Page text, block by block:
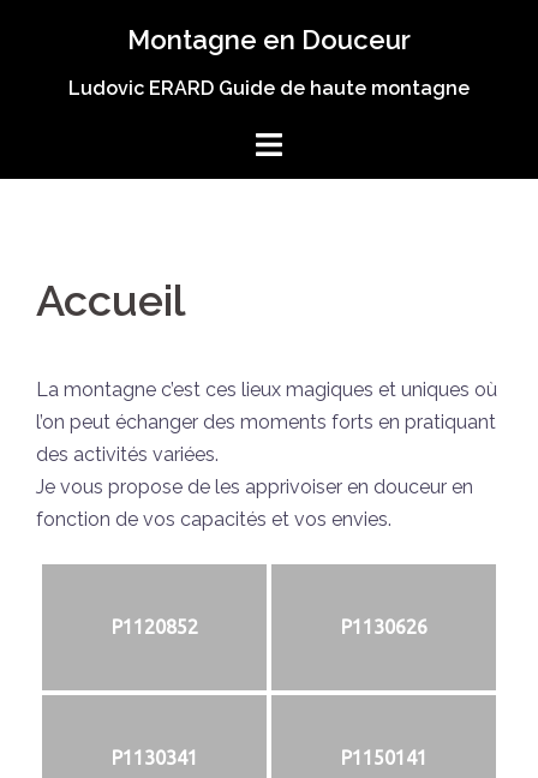
contenu
Montagne en Douceur
Ludovic ERARD Guide de haute montagne
Accueil
La montagne c’est ces lieux magiques et uniques où
l’on peut échanger des moments forts en pratiquant
des activités variées.
Je vous propose de les apprivoiser en douceur en
fonction de vos capacités et vos envies.
P1120852 P1130626
P1130341 P1150141